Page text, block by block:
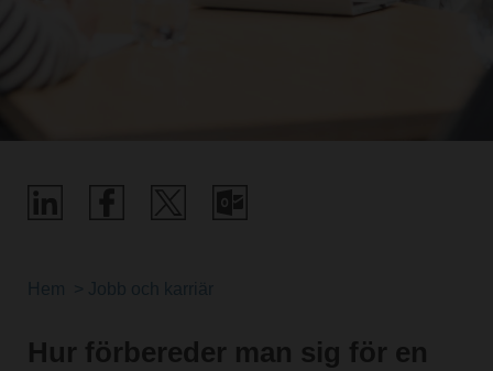
Hur förbereder man sig för en